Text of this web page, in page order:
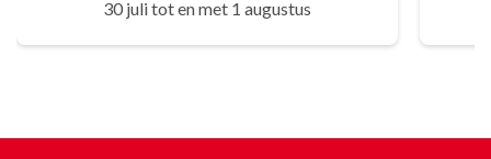
30 juli tot en met 1 augustus